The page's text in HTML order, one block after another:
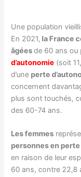
Une population
En 2021, la France
âgéesde 60 ans ou
d’autonomie (soit
d’une perte
concernent
plus sont touchés,
des 60-74 ans.
Les femmes
personnes en perte
en raison de leur
60 ans, contre 22,8